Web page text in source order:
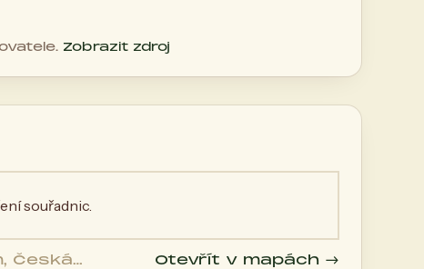
Zobrazit zdroj
souřadnic.
Česká
Otevřít v mapách →